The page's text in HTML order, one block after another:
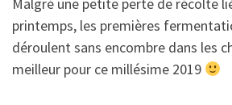
Malgré une petite perte de récolte
printemps, les premières
déroulent sans encombre dans les
meilleur pour ce millésime 2019